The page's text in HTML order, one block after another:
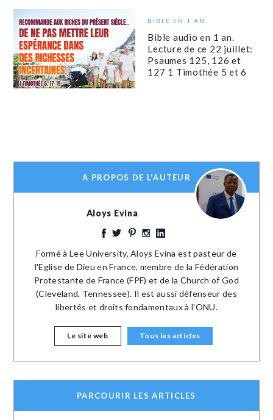
BIBLE EN 1 AN
Bible audio en 1 an.
Lecture de ce 22 juillet:
Psaumes 125, 126 et
127 1 Timothée 5 et 6
A PROPOS DE L'AUTEUR
Aloys Evina
Formé à Lee University, Aloys Evina est pasteur de
l'Eglise de Dieu en France, membre de la Fédération
Protestante de France (FPF) et de la Church of God
(Cleveland, Tennessee). Il est aussi défenseur des
libertés et droits fondamentaux à l'ONU.
Le site web Tous les articles
PARCOURIR LES ARTICLES